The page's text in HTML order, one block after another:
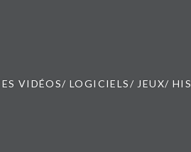
VIDÉOS/ LOGICIELS/ JEUX/